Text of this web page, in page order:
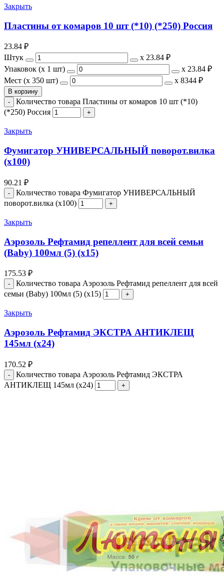
Закрыть
Пластины от комаров 10 шт (*10) (*250) Россия
23.84 ₽
Штук
х 23.84 ₽
Упаковок (x 1 шт)
х 23.84 ₽
Мест (x 350 шт)
х 8344 ₽
В корзину
Количество товара Пластины от комаров 10 шт (*10)
(*250) Россия
Закрыть
Фумигатор УНИВЕРСАЛЬНЫЙ поворот.вилка
(х100)
90.21 ₽
Количество товара Фумигатор УНИВЕРСАЛЬНЫЙ
поворот.вилка (х100)
Закрыть
Аэрозоль Рефтамид репеллент для всей семьи
(Baby) 100мл (5) (х15)
175.53 ₽
Количество товара Аэрозоль Рефтамид репеллент для всей
семьи (Baby) 100мл (5) (х15)
Закрыть
Аэрозоль Рефтамид ЭКСТРА АНТИКЛЕЩ
145мл (х24)
170.52 ₽
Количество товара Аэрозоль Рефтамид ЭКСТРА
АНТИКЛЕЩ 145мл (х24)